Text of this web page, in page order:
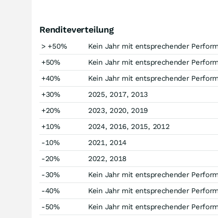
Renditeverteilung
> +50%
Kein Jahr mit entsprechender
+50%
Kein Jahr mit entsprechender
+40%
Kein Jahr mit entsprechender
+30%
2025, 2017, 2013
+20%
2023, 2020, 2019
+10%
2024, 2016, 2015, 2012
-10%
2021, 2014
-20%
2022, 2018
-30%
Kein Jahr mit entsprechender
-40%
Kein Jahr mit entsprechender
-50%
Kein Jahr mit entsprechender